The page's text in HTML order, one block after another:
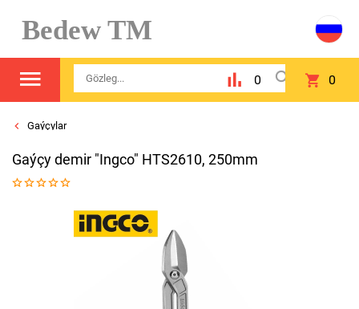
Bedew TM
0 0
Gaýçylar
Gaýçy demir "Ingco" HTS2610, 250mm